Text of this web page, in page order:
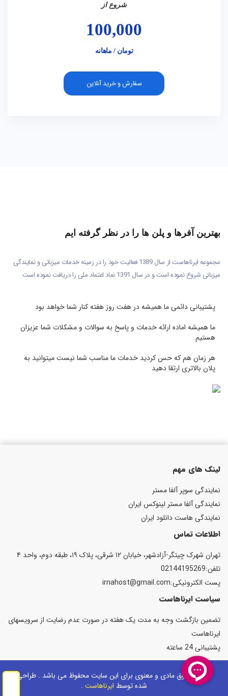
شروع از
100,000
تومان / ماهانه
سفارش و خرید آنلاین
بهترین آفرها و پلن ها را در نظر گرفته ایم
مجموعه ایرناهاست از سال 1389 فعالیت خود را در زمینه خدمات میزبانی و نمایندگی
میزبانی شروع نموده است و در سال 1391 نماد اعتماد ملی را دریافت نموده است
پشتیبانی دائمی ما همیشه در هفت روز هفته کنار شما خواهد بود
ما همیشه اماده ارائه خدمات و پاسخ به سوالات و مشکلات شما عزیزان
هستیم
هر زمان هم که حس کردید خدمات ما مناسب شما نیست میتوانید به
پلان بالاتری ارتقا دهید
لینک های مهم
نمایندگی سوپر آلفا مستر
نمایندگی آلفا مستر لینوکس ایران
نمایندگی هاست دانلود ایران
اطلاعات تماس
تهران شهرک چیتگر-آزادشهر، خیابان ۱۲ شرقی، پلاک ۱۹، طبقه دوم، واحد ۴
تلفن:02144195269
پست الكترونیكی:irnahost@gmail.com
سیاست ایرناهاست
تضمین بازگشت وجه به مدت یک هفته در صورت عدم رضایت از سرویسهای
ایرناهاست
پشتیبانی 24 ساعته
تمامی حقوق مادی و معنوی برای این سایت محفوظ می باشد . طراحی
شده توسط ایرناهاست .